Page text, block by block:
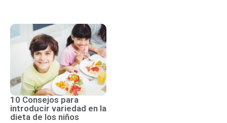
10 Consejos para
introducir variedad en la
dieta de los niños